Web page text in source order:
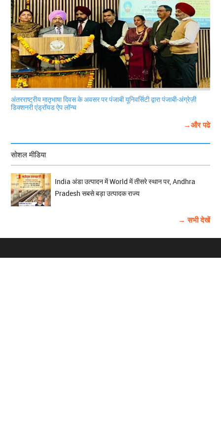
अंतरराष्ट्रीय मातृभाषा दिवस के अवसर पर पंजाबी यूनिवर्सिटी द्वारा पंजाबी-अंग्रेज़ी
डिक्शनरी एंड्रॉयड ऐप लॉन्च
→और पढे
सोशल मीडिया
India अंडा उत्पादन में World में तीसरे स्थान पर, Andhra
Pradesh सबसे बड़ा उत्पादक राज्य
→ सभी देखें